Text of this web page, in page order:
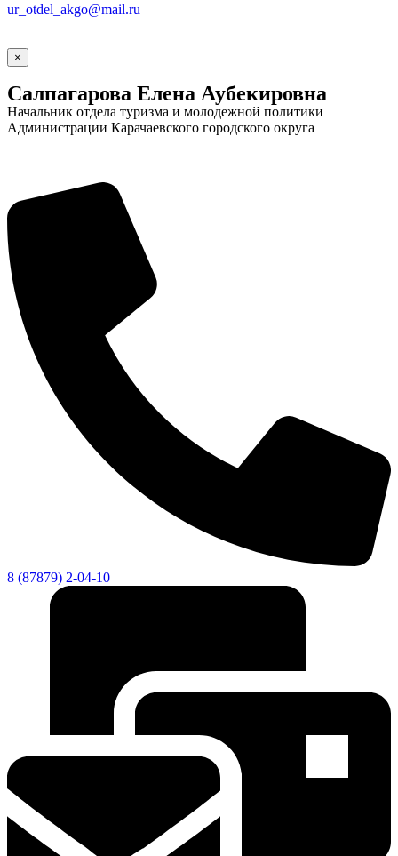
ur_otdel_akgo@mail.ru
×
Салпагарова Елена Аубекировна
Начальник отдела туризма и молодежной политики
Администрации Карачаевского городского округа
8 (87879) 2-04-10